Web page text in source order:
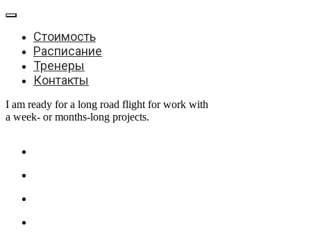
Стоимость
Расписание
Тренеры
Контакты
I am ready for a long road flight for work with
a week- or months-long projects.